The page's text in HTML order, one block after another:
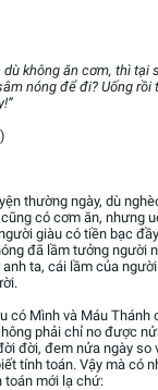
dù không ăn cơm, thì tại
nóng để đi? Uống rồi
thường ngày, dù
có cơm ăn, nhưng
giàu có tiền bạc
đã lầm tưởng người
ta, cái lầm của
có Mình và Máu Thánh
phải chỉ no được
đời, đem nửa ngày so
tính toán. Vậy mà có
toán mới lạ chứ: